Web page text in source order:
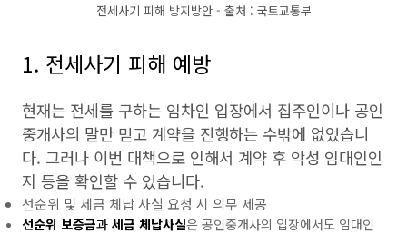
전세사기 피해 방지방안 - 출처 : 국토교통부
1. 전세사기 피해 예방
현재는 전세를 구하는 임차인 입장에서 집주인이나 공인
중개사의 말만 믿고 계약을 진행하는 수밖에 없었습니
다. 그러나 이번 대책으로 인해서 계약 후 악성 임대인인
지 등을 확인할 수 있습니다.
선순위 및 세금 체납 사실 요청 시 의무 제공
선순위 보증금과 세금 체납사실은 공인중개사의 입장에서도 임대인